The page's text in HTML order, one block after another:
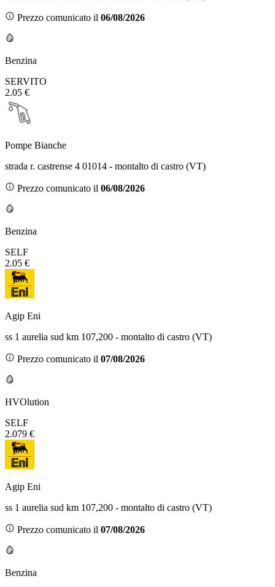
Prezzo comunicato il 06/08/2026
Benzina
SERVITO
2.05 €
Pompe Bianche
strada r. castrense 4 01014 - montalto di castro (VT)
Prezzo comunicato il 06/08/2026
Benzina
SELF
2.05 €
Agip Eni
ss 1 aurelia sud km 107,200 - montalto di castro (VT)
Prezzo comunicato il 07/08/2026
HVOlution
SELF
2.079 €
Agip Eni
ss 1 aurelia sud km 107,200 - montalto di castro (VT)
Prezzo comunicato il 07/08/2026
Benzina